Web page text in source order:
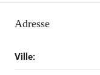
Adresse
Ville: